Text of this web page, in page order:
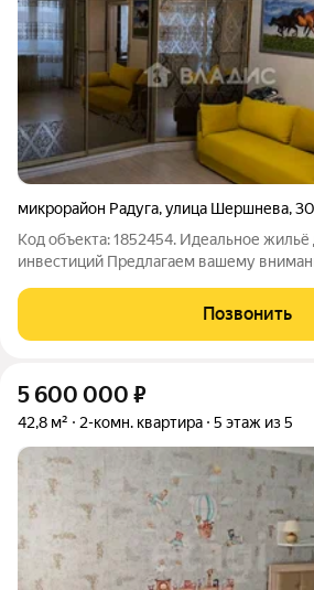
микрорайон Радуга,улица Шершнева,30
Код объекта: 1852454. Идеальное
инвестиций Предлагаем вашему
Расположенная по адресу ул.
Радуга, эта квартира станет отличным
Позвонить
5 600 000 ₽
42,8 м² 2-комн. квартира 5 этаж из 5